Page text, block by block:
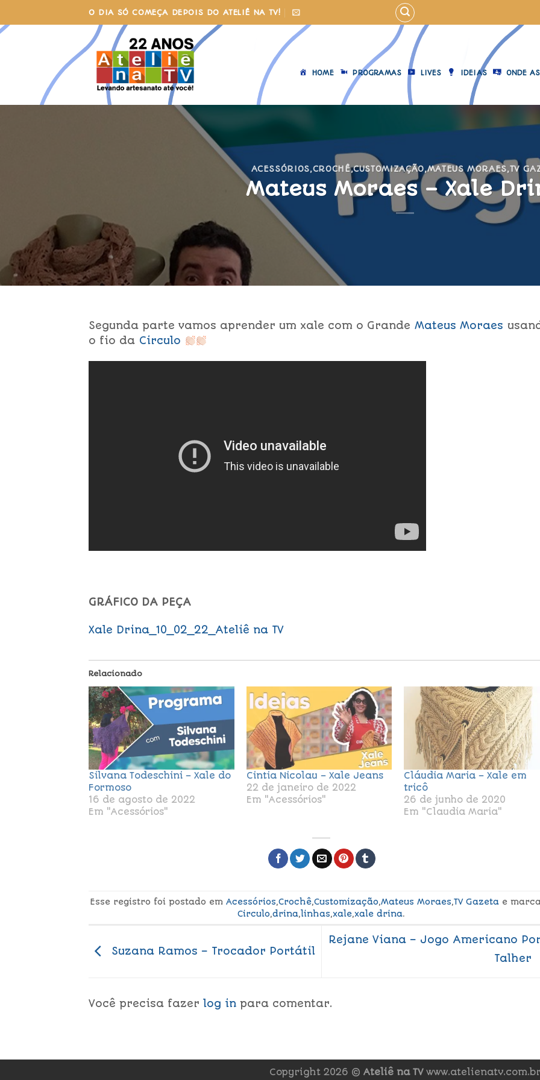
to
content
O DIA SÓ COMEÇA DEPOIS DO ATELIÊ NA TV!
HOME PROGRAMAS LIVES IDEIAS ONDE
ACESSÓRIOS,CROCHÊ,CUSTOMIZAÇÃO,MATEUS MORAES,TV
Mateus Moraes – Xale
Segunda parte vamos aprender um xale com o Grande Mateus Moraes
o fio da Circulo
GRÁFICO DA PEÇA
Xale Drina_10_02_22_Ateliê na TV
Relacionado
Silvana Todeschini – Xale do
Formoso
16 de agosto de 2022
Em "Acessórios"
Cintia Nicolau – Xale Jeans
22 de janeiro de 2022
Em "Acessórios"
Cláudia Maria – Xale em
tricô
26 de junho de 2020
Em "Claudia Maria"
Esse registro foi postado emAcessórios,Crochê,Customização,Mateus Moraes,TV Gazeta e
Circulo,drina,linhas,xale,xale drina.
Suzana Ramos – Trocador Portátil
Rejane Viana – Jogo Americano
Talher
Você precisa fazer log in para comentar.
Copyright 2026 © Ateliê na TVwww.atelienatv.com.br